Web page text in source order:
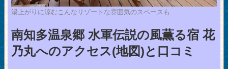
湯上がりに涼むこんなリゾートな雰囲気のスペースも
南知多温泉郷 水軍伝説の風薫る宿 花
乃丸へのアクセス(地図)と口コミ